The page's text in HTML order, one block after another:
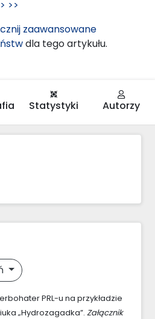
> >>
zaawansowane
dla tego artykułu.
Statystyki Autorzy
PRL-u na przykładzie
„Hydrozagadka”. Załącznik